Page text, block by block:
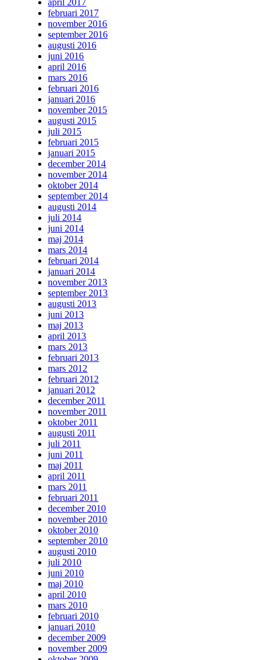
februari 2017
november 2016
september 2016
augusti 2016
juni 2016
april 2016
mars 2016
februari 2016
januari 2016
november 2015
augusti 2015
juli 2015
februari 2015
januari 2015
december 2014
november 2014
oktober 2014
september 2014
augusti 2014
juli 2014
juni 2014
maj 2014
mars 2014
februari 2014
januari 2014
november 2013
september 2013
augusti 2013
juni 2013
maj 2013
april 2013
mars 2013
februari 2013
mars 2012
februari 2012
januari 2012
december 2011
november 2011
oktober 2011
augusti 2011
juli 2011
juni 2011
maj 2011
april 2011
mars 2011
februari 2011
december 2010
november 2010
oktober 2010
september 2010
augusti 2010
juli 2010
juni 2010
maj 2010
april 2010
mars 2010
februari 2010
januari 2010
december 2009
november 2009